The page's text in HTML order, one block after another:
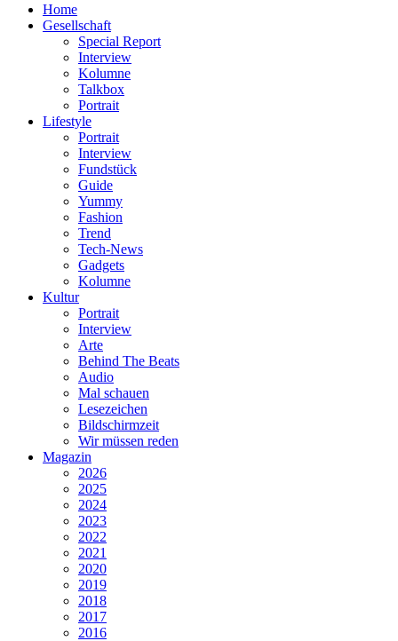
Home
Gesellschaft
Special Report
Interview
Kolumne
Talkbox
Portrait
Lifestyle
Portrait
Interview
Fundstück
Guide
Yummy
Fashion
Trend
Tech-News
Gadgets
Kolumne
Kultur
Portrait
Interview
Arte
Behind The Beats
Audio
Mal schauen
Lesezeichen
Bildschirmzeit
Wir müssen reden
Magazin
2026
2025
2024
2023
2022
2021
2020
2019
2018
2017
2016